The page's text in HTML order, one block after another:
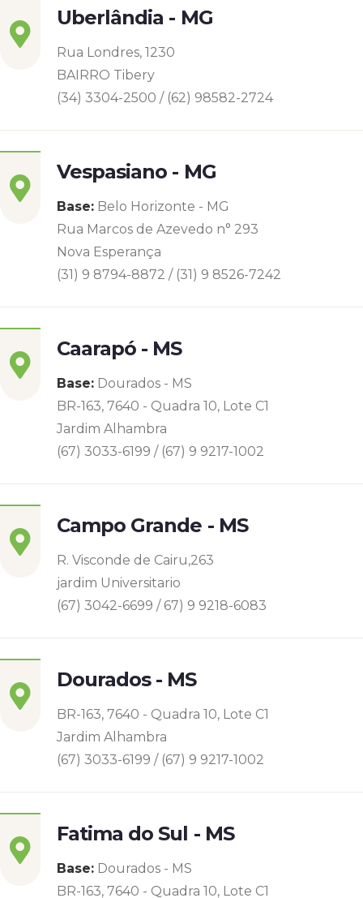
Uberlândia - MG
Rua Londres, 1230
BAIRRO Tibery
(34) 3304-2500 / (62) 98582-2724
Vespasiano - MG
Base: Belo Horizonte - MG
Rua Marcos de Azevedo n° 293
Nova Esperança
(31) 9 8794-8872 / (31) 9 8526-7242
Caarapó - MS
Base: Dourados - MS
BR-163, 7640 - Quadra 10, Lote C1
Jardim Alhambra
(67) 3033-6199 / (67) 9 9217-1002
Campo Grande - MS
R. Visconde de Cairu,263
jardim Universitario
(67) 3042-6699 / 67) 9 9218-6083
Dourados - MS
BR-163, 7640 - Quadra 10, Lote C1
Jardim Alhambra
(67) 3033-6199 / (67) 9 9217-1002
Fatima do Sul - MS
Base: Dourados - MS
BR-163, 7640 - Quadra 10, Lote C1